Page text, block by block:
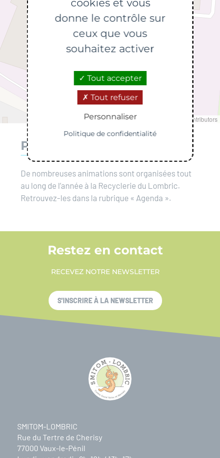
Leaflet |© contributors
Plus d'informations
De nombreuses animations sont organisées tout
au long de l’année à la Recyclerie du Lombric.
Retrouvez-les dans la rubrique « Agenda ».
SMITOM-LOMBRIC
Rue du Tertre de Cherisy
77000 Vaux-le-Pénil
Restez en contact
RECEVEZ NOTRE NEWSLETTER
S'INSCRIRE À LA NEWSLETTER
cookies et vous
donne le contrôle sur
ceux que vous
souhaitez activer
Tout accepter
Tout refuser
Personnaliser
Politique de confidentialité